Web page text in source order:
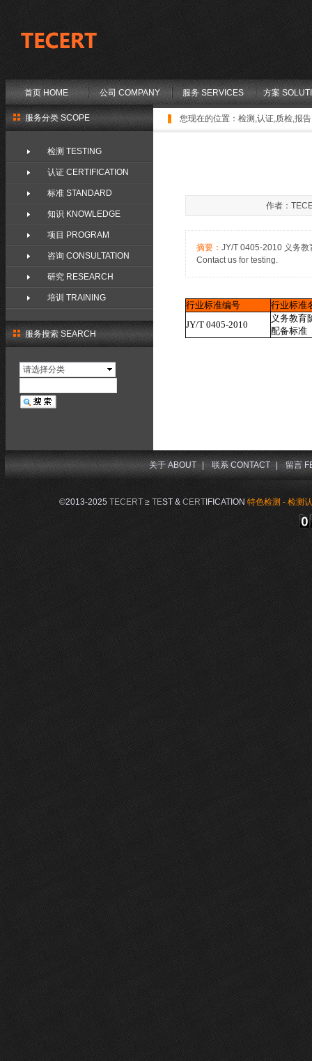
首页 HOME 公司 COMPANY 服务 SERVICES 方案
您现在的位置： 检测,认证,质检,报
服务搜索 SEARCH
请选择分类
作者：
摘要： JY/T 0405-2010 义务教
Contact us for testing.
行业标准编号
行业标准
JY/T 0405-2010
义务教育
配备标准
服务分类 SCOPE
检测 TESTING
认证 CERTIFICATION
标准 STANDARD
知识 KNOWLEDGE
项目 PROGRAM
咨询 CONSULTATION
研究 RESEARCH
培训 TRAINING
©2013-2025 TECERT≥ TEST & CERTIFICATION 特色检测 - 检测
关于 ABOUT | 联系 CONTACT | 留言